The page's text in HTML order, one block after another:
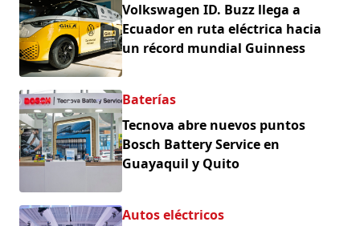
Volkswagen ID. Buzz llega a
Ecuador en ruta eléctrica hacia
un récord mundial Guinness
Baterías
Tecnova abre nuevos puntos
Bosch Battery Service en
Guayaquil y Quito
Autos eléctricos